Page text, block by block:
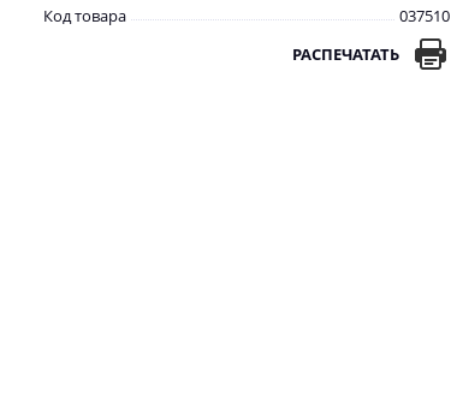
Код товара
037510
РАСПЕЧАТАТЬ